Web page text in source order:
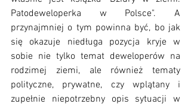
Patodeweloperka w Polsce". A
przynajmniej o tym powinna być, bo jak
się okazuje niedługa pozycja kryje w
sobie nie tylko temat deweloperów na
rodzimej ziemi, ale również tematy
polityczne, prywatne, czy wplątany i
zupełnie niepotrzebny opis sytuacji w